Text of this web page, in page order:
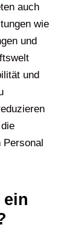
auch
wie
und
und
Personal
ein